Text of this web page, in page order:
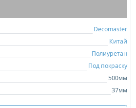
Decomaster
Китай
Полиуретан
Под покраску
500мм
37мм